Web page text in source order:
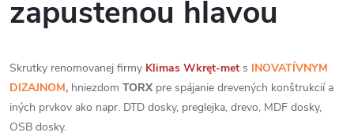
zapustenou hlavou
Skrutky renomovanej firmy Klimas Wkręt-met s INOVATÍVNYM
DIZAJNOM, hniezdom TORX pre spájanie drevených konštrukcií a
iných prvkov ako napr. DTD dosky, preglejka, drevo, MDF dosky,
OSB dosky.